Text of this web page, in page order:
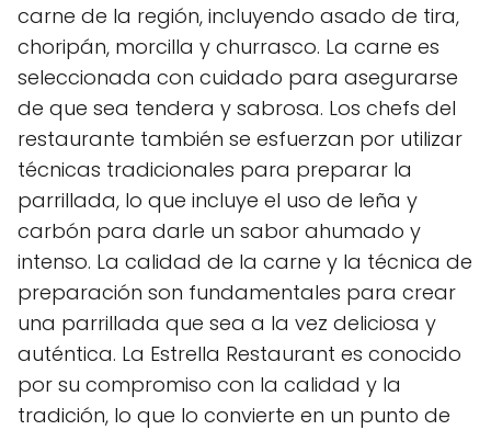
carne de la región, incluyendo asado de tira,
choripán, morcilla y churrasco. La carne es
seleccionada con cuidado para asegurarse
de que sea tendera y sabrosa. Los chefs del
restaurante también se esfuerzan por utilizar
técnicas tradicionales para preparar la
parrillada, lo que incluye el uso de leña y
carbón para darle un sabor ahumado y
intenso. La calidad de la carne y la técnica de
preparación son fundamentales para crear
una parrillada que sea a la vez deliciosa y
auténtica. La Estrella Restaurant es conocido
por su compromiso con la calidad y la
tradición, lo que lo convierte en un punto de